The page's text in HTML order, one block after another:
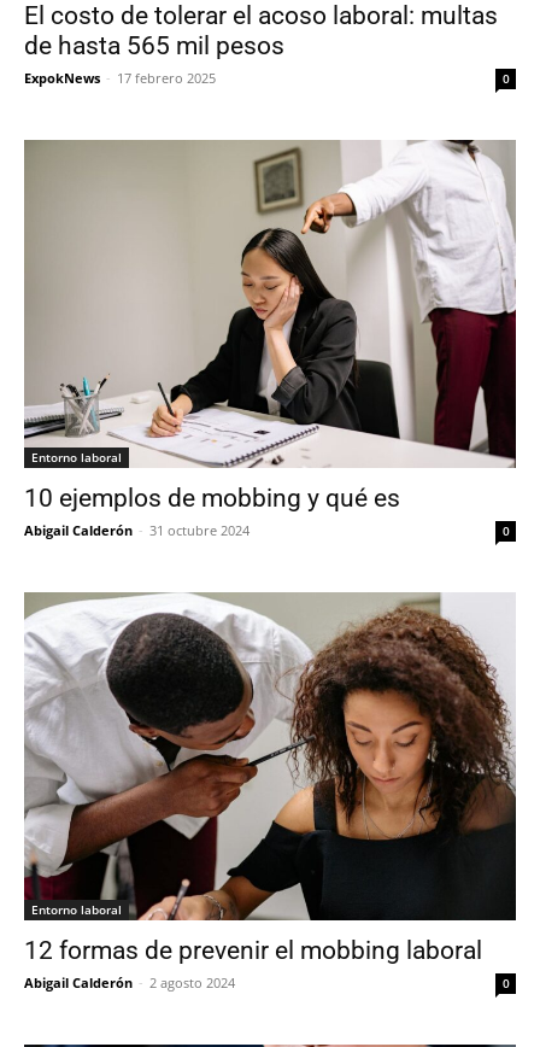
El costo de tolerar el acoso laboral: multas
de hasta 565 mil pesos
ExpokNews - 17 febrero 2025 0
Entorno laboral
10 ejemplos de mobbing y qué es
Abigail Calderón - 31 octubre 2024 0
Entorno laboral
12 formas de prevenir el mobbing laboral
Abigail Calderón - 2 agosto 2024 0